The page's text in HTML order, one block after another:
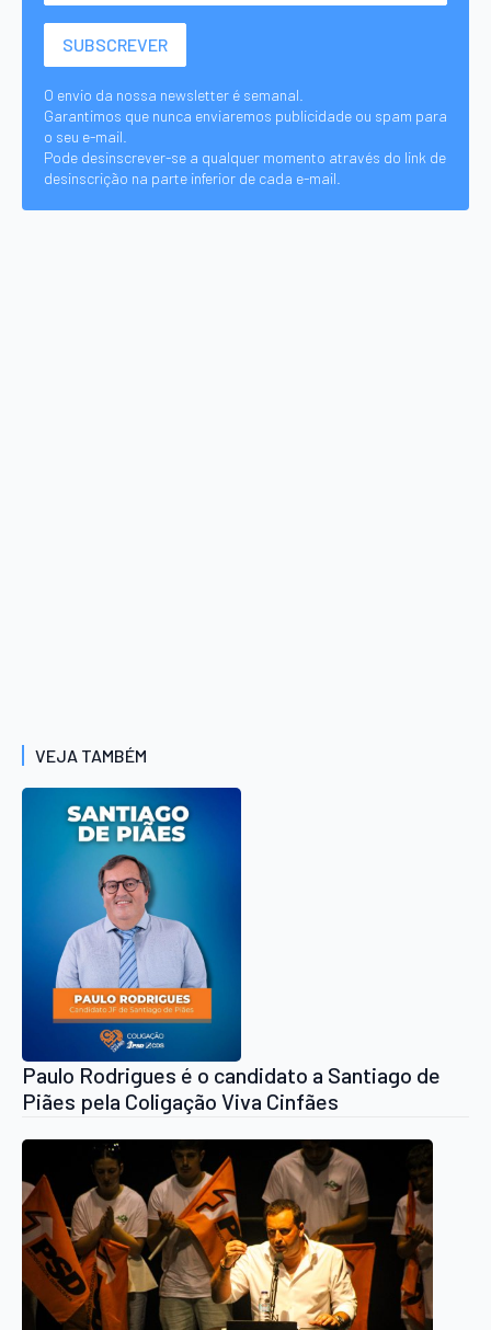
O envio da nossa newsletter é semanal.
Garantimos que nunca enviaremos publicidade ou spam para
o seu e-mail.
Pode desinscrever-se a qualquer momento através do link de
desinscrição na parte inferior de cada e-mail.
VEJA TAMBÉM
Paulo Rodrigues é o candidato a Santiago de
Piães pela Coligação Viva Cinfães